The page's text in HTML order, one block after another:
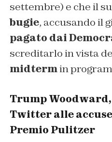
settembre) e che il
bugie, accusando il
pagato dai
screditarlo in vista
midtermin
Trump
Twitter alle
Premio Pulitzer